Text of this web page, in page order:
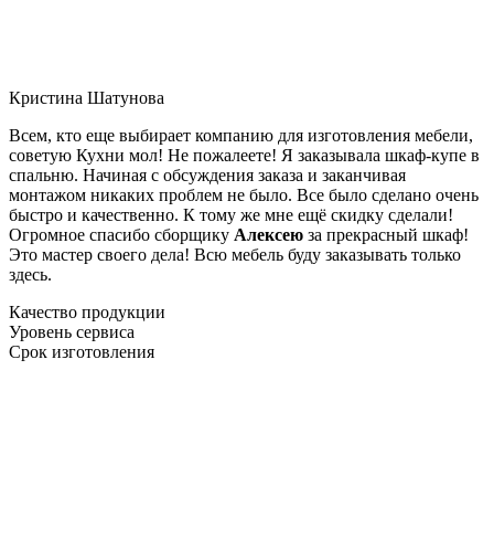
Кристина Шатунова
Всем, кто еще выбирает компанию для изготовления мебели,
советую Кухни мол! Не пожалеете! Я заказывала шкаф-купе в
спальню. Начиная с обсуждения заказа и заканчивая
монтажом никаких проблем не было. Все было сделано очень
быстро и качественно. К тому же мне ещё скидку сделали!
Огромное спасибо сборщику Алексею за прекрасный шкаф!
Это мастер своего дела! Всю мебель буду заказывать только
здесь.
Качество продукции
Уровень сервиса
Срок изготовления